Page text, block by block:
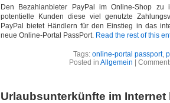
Den Bezahlanbieter PayPal im Online-Shop
potentielle Kunden diese viel genutzte
PayPal bietet Händlern für den Einstieg in das
neue Online-Portal PassPort. Read the rest of this
Tags: online-portal passport,
Posted in Allgemein
Urlaubsunterkünfte im Internet